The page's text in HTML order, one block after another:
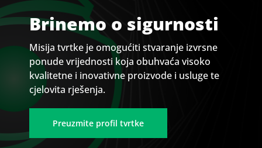
Brinemo o sigurnosti
Misija tvrtke je omogućiti stvaranje izvrsne
ponude vrijednosti koja obuhvaća visoko
kvalitetne i inovativne proizvode i usluge te
cjelovita rješenja.
Preuzmite profil tvrtke